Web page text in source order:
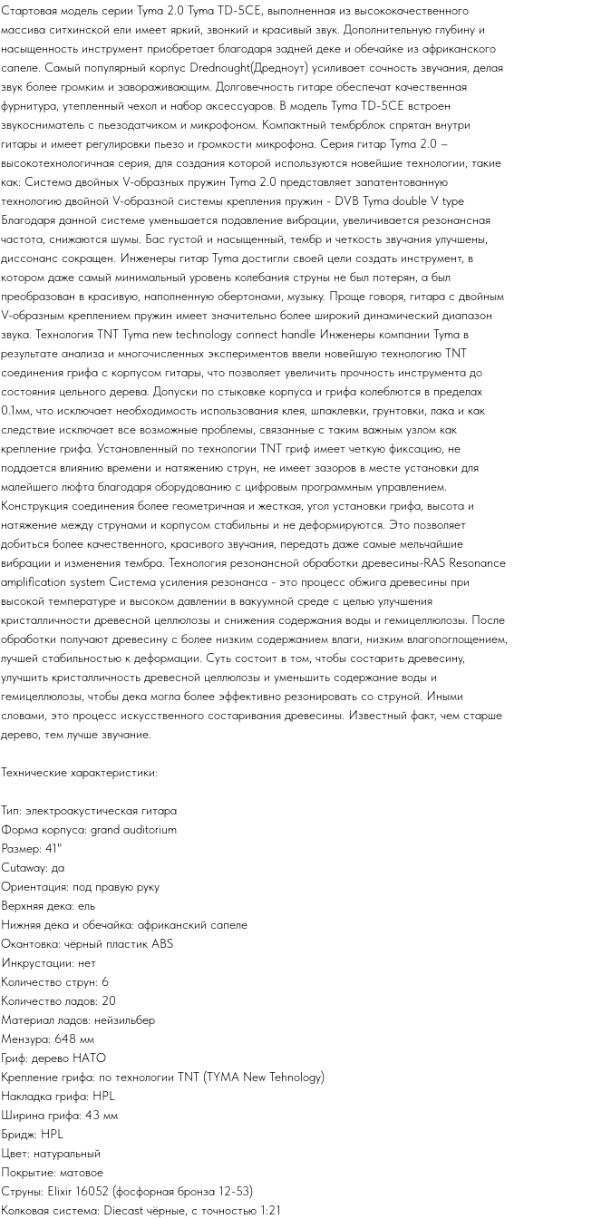
Стартовая модель серии Tyma 2.0 Tyma TD-5CE, выполненная из высококачественного
массива ситхинской ели имеет яркий, звонкий и красивый звук. Дополнительную глубину и
насыщенность инструмент приобретает благодаря задней деке и обечайке из африканского
сапеле. Самый популярный корпус Drednought(Дредноут) усиливает сочность звучания, делая
звук более громким и завораживающим. Долговечность гитаре обеспечат качественная
фурнитура, утепленный чехол и набор аксессуаров. В модель Tyma TD-5CE встроен
звукосниматель с пьезодатчиком и микрофоном. Компактный тембрблок спрятан внутри
гитары и имеет регулировки пьезо и громкости микрофона. Серия гитар Tyma 2.0 –
высокотехнологичная серия, для создания которой используются новейшие технологии, такие
как: Система двойных V-образных пружин Tyma 2.0 представляет запатентованную
технологию двойной V-образной системы крепления пружин - DVB Tyma double V type
Благодаря данной системе уменьшается подавление вибрации, увеличивается резонансная
частота, снижаются шумы. Бас густой и насыщенный, тембр и четкость звучания улучшены,
диссонанс сокращен. Инженеры гитар Tyma достигли своей цели создать инструмент, в
котором даже самый минимальный уровень колебания струны не был потерян, а был
преобразован в красивую, наполненную обертонами, музыку. Проще говоря, гитара с двойным
V-образным креплением пружин имеет значительно более широкий динамический диапазон
звука. Технология TNT Tyma new technology connect handle Инженеры компании Tyma в
результате анализа и многочисленных экспериментов ввели новейшую технологию TNT
соединения грифа с корпусом гитары, что позволяет увеличить прочность инструмента до
состояния цельного дерева. Допуски по стыковке корпуса и грифа колеблются в пределах
0.1мм, что исключает необходимость использования клея, шпаклевки, грунтовки, лака и как
следствие исключает все возможные проблемы, связанные с таким важным узлом как
крепление грифа. Установленный по технологии TNT гриф имеет четкую фиксацию, не
поддается влиянию времени и натяжению струн, не имеет зазоров в месте установки для
малейшего люфта благодаря оборудованию с цифровым программным управлением.
Конструкция соединения более геометричная и жесткая, угол установки грифа, высота и
натяжение между струнами и корпусом стабильны и не деформируются. Это позволяет
добиться более качественного, красивого звучания, передать даже самые мельчайшие
вибрации и изменения тембра. Технология резонансной обработки древесины-RAS Resonance
amplification system Система усиления резонанса - это процесс обжига древесины при
высокой температуре и высоком давлении в вакуумной среде с целью улучшения
кристалличности древесной целлюлозы и снижения содержания воды и гемицеллюлозы. После
обработки получают древесину с более низким содержанием влаги, низким влагопоглощением,
лучшей стабильностью к деформации. Суть состоит в том, чтобы состарить древесину,
улучшить кристалличность древесной целлюлозы и уменьшить содержание воды и
гемицеллюлозы, чтобы дека могла более эффективно резонировать со струной. Иными
словами, это процесс искусственного состаривания древесины. Известный факт, чем старше
дерево, тем лучше звучание.
Технические характеристики:
Тип: электроакустическая гитара
Форма корпуса: grand auditorium
Размер: 41"
Cutaway: да
Ориентация: под правую руку
Верхняя дека: ель
Нижняя дека и обечайка: африканский сапеле
Окантовка: чёрный пластик ABS
Инкрустации: нет
Количество струн: 6
Количество ладов: 20
Материал ладов: нейзильбер
Мензура: 648 мм
Гриф: дерево НАТО
Крепление грифа: по технологии TNT (TYMA New Tehnology)
Накладка грифа: HPL
Ширина грифа: 43 мм
Бридж: HPL
Цвет: натуральный
Покрытие: матовое
Струны: Elixir 16052 (фосфорная бронза 12-53)
Колковая система: Diecast чёрные, с точностью 1:21